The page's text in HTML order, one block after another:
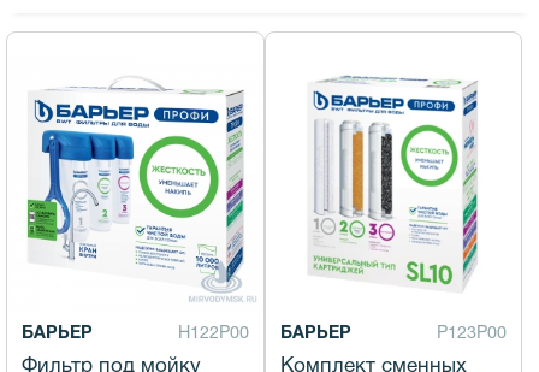
БАРЬЕР Н122Р00
Фильтр под мойку
БАРЬЕР Р123Р00
Комплект сменных